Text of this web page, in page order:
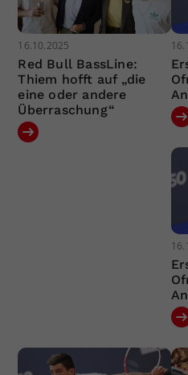
16.10.2025
Red Bull BassLine:
Thiem hofft auf „die
eine oder andere
Überraschung“